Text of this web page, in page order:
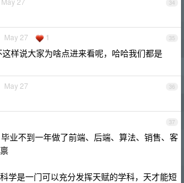
34
35
May 27 1
这样说大家为啥点进来看呢，哈哈我们都是
36
May 27
37
毕业不到一年做了前端、后端、算法、销售、客
学是一门可以充分发挥天赋的学科，天才能短